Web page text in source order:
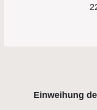
Einweihung